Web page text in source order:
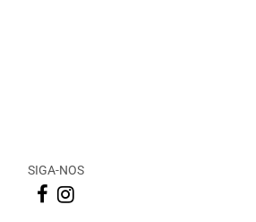
SIGA-NOS